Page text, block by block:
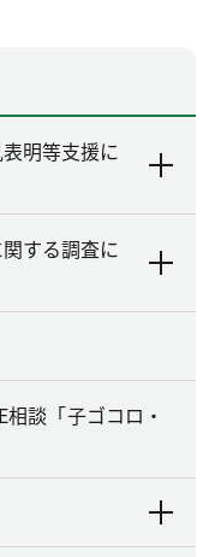
明等支援に
する調査に
談「子ゴコロ・